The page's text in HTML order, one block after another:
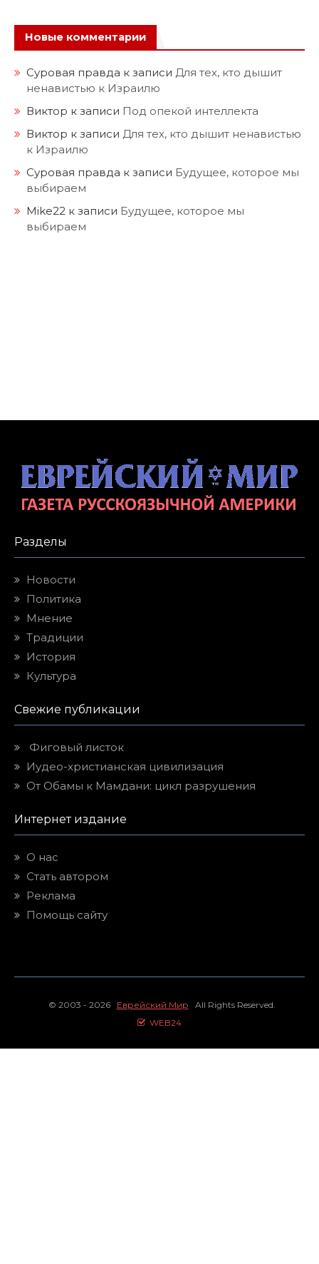
Новые комментарии
Суровая правда к записи Для тех, кто дышит
ненавистью к Израилю
Виктор к записи Под опекой интеллекта
Виктор к записи Для тех, кто дышит ненавистью
к Израилю
Суровая правда к записи Будущее, которое мы
выбираем
Mike22 к записи Будущее, которое мы
выбираем
Разделы
Новости
Политика
Мнение
Традиции
История
Культура
Свежие публикации
Фиговый листок
Иудео-христианская цивилизация
От Обамы к Мамдани: цикл разрушения
Интернет издание
О нас
Стать автором
Реклама
Помощь сайту
© 2003 - 2026 Еврейский Мир All Rights Reserved.
WEB24